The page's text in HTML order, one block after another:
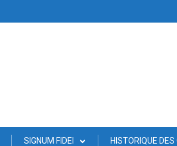
SIGNUM FIDEI HISTORIQUE DES